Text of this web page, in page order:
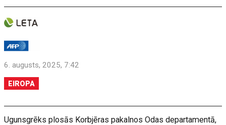
6. augusts, 2025, 7:42
EIROPA
Ugunsgrēks plosās Korbjēras pakalnos Odas departamentā,